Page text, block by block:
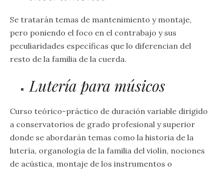
Se tratarán temas de mantenimiento y montaje,
pero poniendo el foco en el contrabajo y sus
peculiaridades específicas que lo diferencian del
resto de la familia de la cuerda.
Lutería para músicos
Curso teórico-práctico de duración variable dirigido
a conservatorios de grado profesional y superior
donde se abordarán temas como la historia de la
lutería, organología de la familia del violín, nociones
de acústica, montaje de los instrumentos o